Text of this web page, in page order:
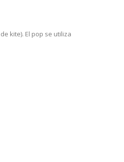
kite). El pop se utiliza